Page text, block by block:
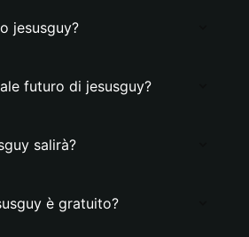
jesusguy?
futuro di jesusguy?
salirà?
è gratuito?